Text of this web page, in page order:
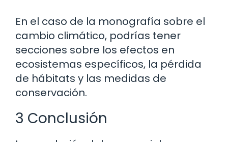
En el caso de la monografía sobre el
cambio climático, podrías tener
secciones sobre los efectos en
ecosistemas específicos, la pérdida
de hábitats y las medidas de
conservación.
3 Conclusión